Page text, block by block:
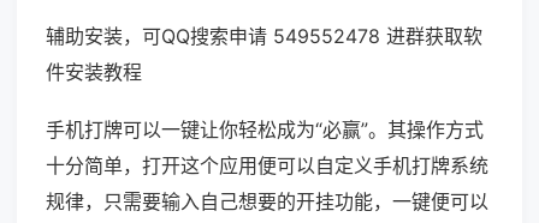
辅助安装，可QQ搜索申请 549552478 进群获取软
件安装教程
手机打牌可以一键让你轻松成为“必赢”。其操作方式
十分简单，打开这个应用便可以自定义手机打牌系统
规律，只需要输入自己想要的开挂功能，一键便可以